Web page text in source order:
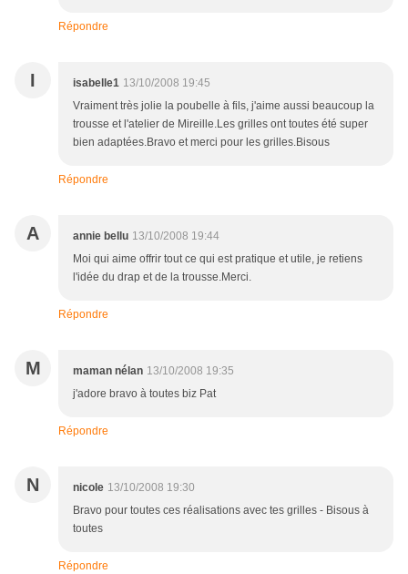
Répondre
I isabelle1 13/10/2008 19:45
Vraiment très jolie la poubelle à fils, j'aime aussi beaucoup la
trousse et l'atelier de Mireille.Les grilles ont toutes été super
bien adaptées.Bravo et merci pour les grilles.Bisous
Répondre
A annie bellu 13/10/2008 19:44
Moi qui aime offrir tout ce qui est pratique et utile, je retiens
l'idée du drap et de la trousse.Merci.
Répondre
M maman nélan 13/10/2008 19:35
j'adore bravo à toutes biz Pat
Répondre
N nicole 13/10/2008 19:30
Bravo pour toutes ces réalisations avec tes grilles - Bisous à
toutes
Répondre